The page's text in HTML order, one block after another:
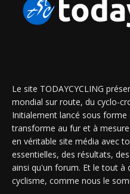
Le site TODAYCYCLING
mondial sur route, du cyclo-
Initialement lancé sous forme
transforme au fur et à
en véritable site média avec
essentielles, des résultats,
ainsi qu'un forum. Et le tout à
cyclisme, comme nous le